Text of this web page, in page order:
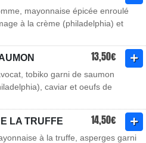
mayonnaise épicée enroulé
à la crème (philadelphia) et
13,50€
tobiko garni de saumon
caviar et oeufs de
LA TRUFFE 14,50€
à la truffe, asperges garni